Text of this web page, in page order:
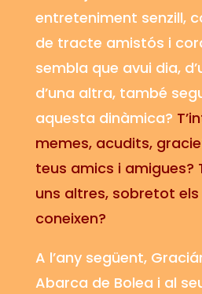
entreteniment senzill,
de tracte amistós i
sembla que avui dia,
d’una altra, també
aquesta dinàmica?
memes, acudits,
teus amics i amigues?
uns altres, sobretot
coneixen?
A l’any següent,
Abarca de Bolea i al